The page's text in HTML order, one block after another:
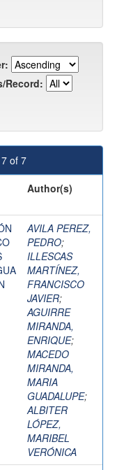
Record:
of 7
Author(s)
AVILA PEREZ,
PEDRO;
ILLESCAS
MARTÍNEZ,
FRANCISCO
JAVIER;
AGUIRRE
MIRANDA,
ENRIQUE;
MACEDO
MIRANDA,
MARIA
GUADALUPE;
ALBITER
LÓPEZ,
MARIBEL
VERÓNICA